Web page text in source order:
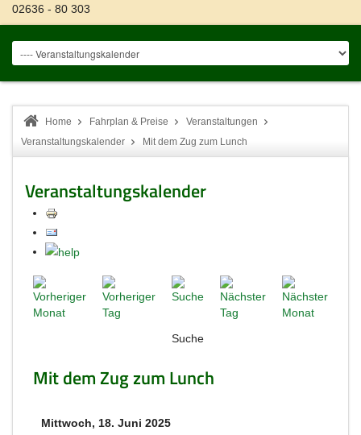
02636 - 80 303
Home Fahrplan & Preise
Veranstaltungen
Veranstaltungskalender
Mit dem Zug zum Lunch
Veranstaltungskalender
Suche
Mit dem Zug zum Lunch
Mittwoch, 18. Juni 2025